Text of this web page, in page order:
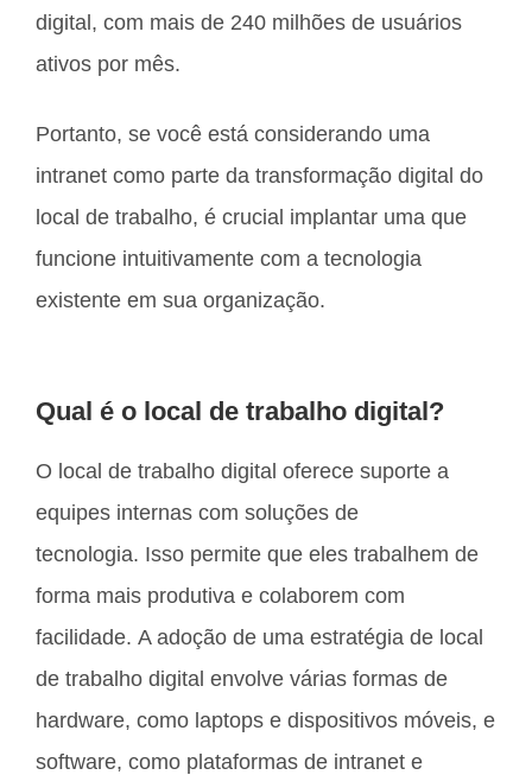
digital, com mais de 240 milhões de usuários
ativos por mês.
Portanto, se você está considerando uma
intranet como parte da transformação digital do
local de trabalho, é crucial implantar uma que
funcione intuitivamente com a tecnologia
existente em sua organização.
Qual é o local de trabalho digital?
O local de trabalho digital oferece suporte a
equipes internas com soluções de
tecnologia. Isso permite que eles trabalhem de
forma mais produtiva e colaborem com
facilidade. A adoção de uma estratégia de local
de trabalho digital envolve várias formas de
hardware, como laptops e dispositivos móveis, e
software, como plataformas de intranet e